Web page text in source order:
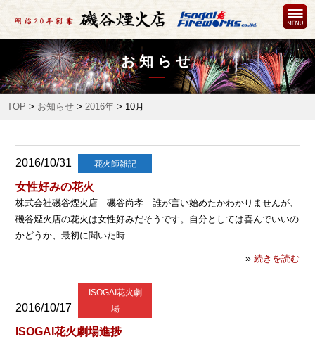
お知らせ
TOP > お知らせ > 2016年 > 10月
2016/10/31 花火師雑記
女性好みの花火
株式会社磯谷煙火店 磯谷尚孝 誰が言い始めたかわかりませんが、
磯谷煙火店の花火は女性好みだそうです。自分としては喜んでいいの
かどうか、最初に聞いた時…
» 続きを読む
2016/10/17
ISOGAI花火劇
場
ISOGAI花火劇場進捗